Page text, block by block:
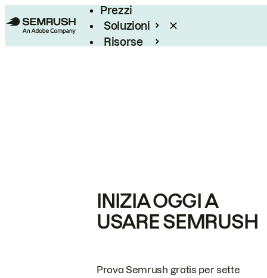
Prezzi
Soluzioni
Risorse
INIZIA OGGI A
USARE SEMRUSH
Prova Semrush gratis per sette